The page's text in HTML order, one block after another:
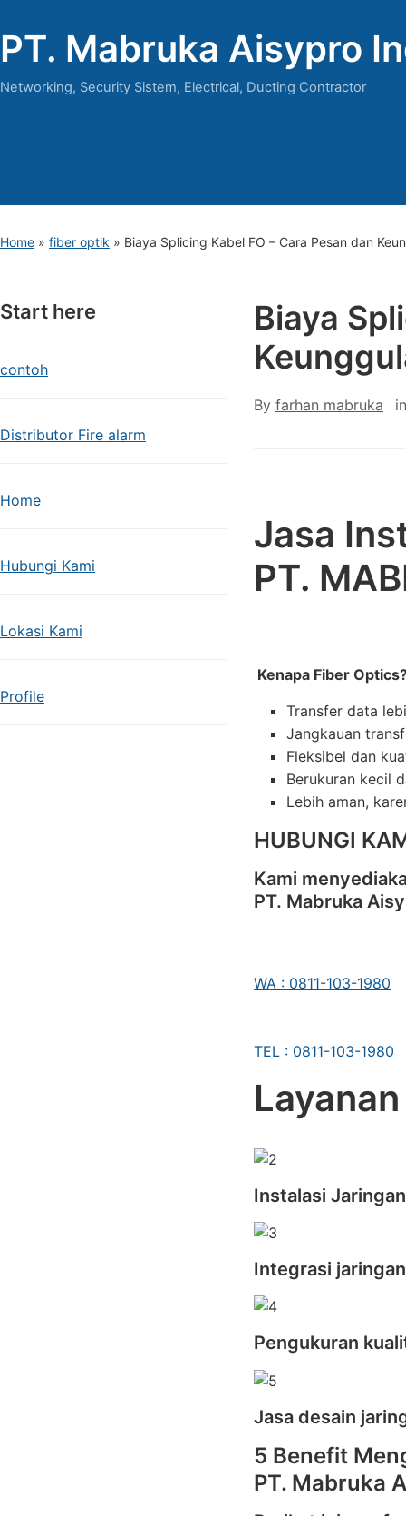
PT. Mabruka Aisypro
Networking, Security Sistem, Electrical, Ducting Contractor
Home » fiber optik » Biaya Splicing Kabel FO – Cara Pesan dan
Start here
contoh
Distributor Fire alarm
Home
Hubungi Kami
Lokasi Kami
Profile
Biaya
By farhan mabruka
Jasa
PT.
Kenapa Fiber
Transfer data
Jangkauan
Fleksibel dan
Berukuran kecil
Lebih aman,
HUBUNGI
Kami
PT. Mabruka
WA : 0811-103-1980
TEL : 0811-103-1980
Instalasi
Integrasi
Pengukuran
Jasa desain
5 Benefit
PT. Mabruka